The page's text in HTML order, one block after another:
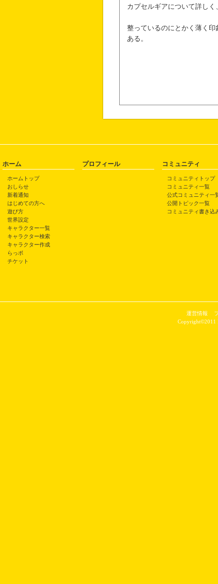
カプセルギアについて詳し
整っているのにとかく薄く
ある。
ホーム
ホームトップ
おしらせ
新着通知
はじめての方へ
遊び方
世界設定
キャラクター一覧
キャラクター検索
キャラクター作成
らっポ
チケット
プロフィール コミュニティ
コミュニティトップ
コミュニティ一覧
公式コミュニティ一
公開トピック一覧
コミュニティ書き込
運営情報
Copyright©2011